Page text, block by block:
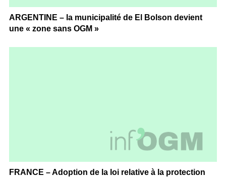
ARGENTINE – la municipalité de El Bolson devient
une « zone sans OGM »
FRANCE – Adoption de la loi relative à la protection